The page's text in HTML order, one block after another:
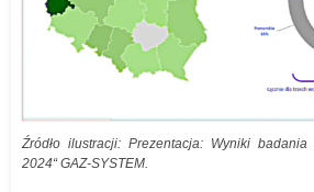
Źródło ilustracji: Prezentacja: Wyniki
2024“ GAZ-SYSTEM.